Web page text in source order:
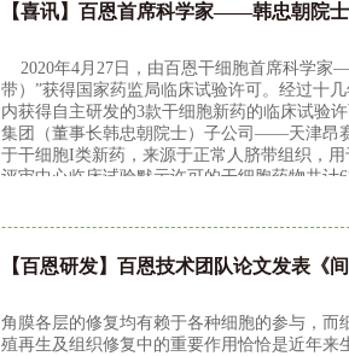
【喜讯】百恩首席科学家——韩忠朝院
2020年4月27日，由百恩干细胞首席科学家
带）”获得国家药监局临床试验许可。经过十
内获得自主研发的3款干细胞新药的临床试验
集团（董事长韩忠朝院士）子公司——天津昂
于干细胞I类新药，来源于正常人脐带组织，
评审中心临床试验默示许可的干细胞药物共计
【百恩研发】百恩技术团队论文发表《
角膜各层的修复均有赖于各种细胞的参与，
殖再生及组织修复中的重要作用恰恰是近年来